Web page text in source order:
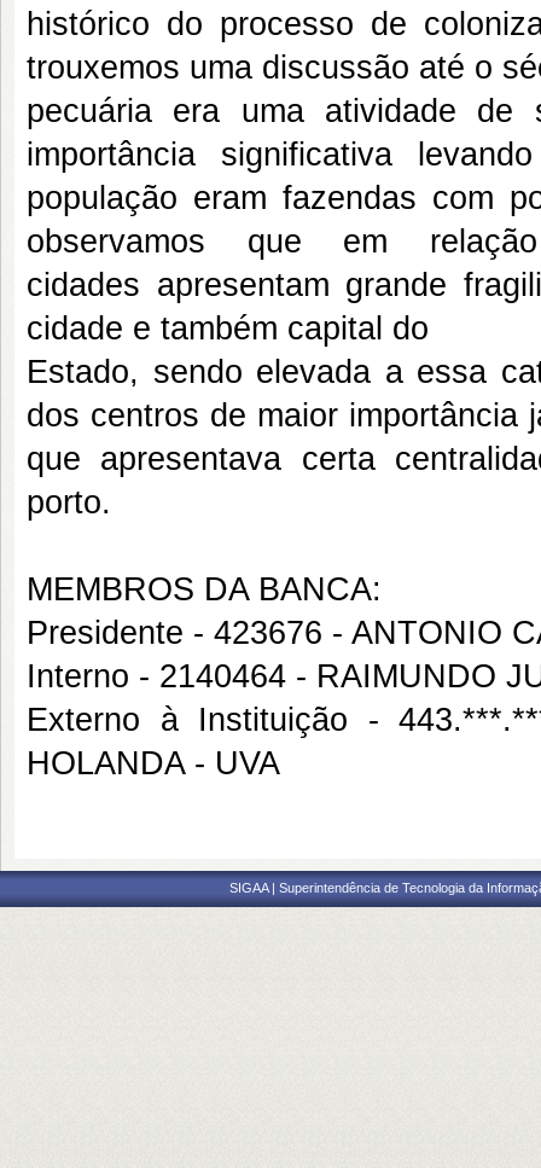
histórico do processo de
trouxemos uma discussão até o
pecuária era uma atividade de
importância significativa
população eram fazendas com
observamos que em
cidades apresentam grande
cidade e também capital do
Estado, sendo elevada a essa
dos centros de maior
que apresentava certa
porto.
MEMBROS DA BANCA:
Presidente - 423676 - ANTONIO
Interno - 2140464 - RAIMUNDO
Externo à Instituição -
HOLANDA - UVA
SIGAA | Superintendência de Tecnologia da